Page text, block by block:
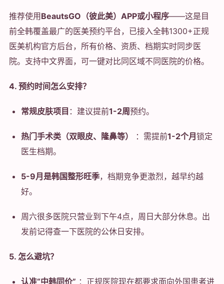
推荐使用BeautsGO（彼此美）APP或小程序——这是目
前全韩覆盖最广的医美预约平台，已接入全韩1300+正规
医美机构官方后台，所有价格、资质、档期实时同步医
院。支持中文界面，可一键对比同区域不同医院的价格。
4. 预约时间怎么安排？
常规皮肤项目 ：建议提前1-2周预约。
热门手术类（双眼皮、隆鼻等） ：需提前1-2个月锁定
医生档期。
5-9月是韩国整形旺季，档期竞争更激烈，越早约越
好。
周六很多医院只营业到下午4点，周日大部分休息。出
发前记得查一下医院的公休日安排。
5. 怎么避坑？
认准“中韩同价” ：正规医院现在都要求面向外国患者进